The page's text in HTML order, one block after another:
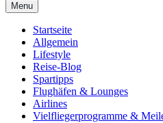
Menu
Startseite
Allgemein
Lifestyle
Reise-Blog
Spartipps
Flughäfen & Lounges
Airlines
Vielfliegerprogramme &